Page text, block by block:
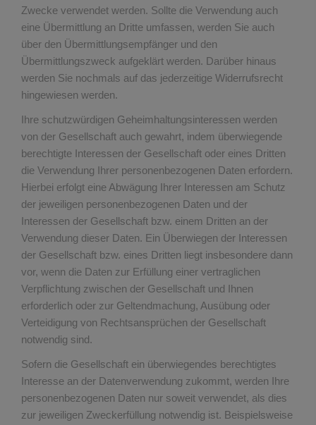
Zwecke verwendet werden. Sollte die Verwendung auch
eine Übermittlung an Dritte umfassen, werden Sie auch
über den Übermittlungsempfänger und den
Übermittlungszweck aufgeklärt werden. Darüber hinaus
werden Sie nochmals auf das jederzeitige Widerrufsrecht
hingewiesen werden.
Ihre schutzwürdigen Geheimhaltungsinteressen werden
von der Gesellschaft auch gewahrt, indem überwiegende
berechtigte Interessen der Gesellschaft oder eines Dritten
die Verwendung Ihrer personenbezogenen Daten erfordern.
Hierbei erfolgt eine Abwägung Ihrer Interessen am Schutz
der jeweiligen personenbezogenen Daten und der
Interessen der Gesellschaft bzw. einem Dritten an der
Verwendung dieser Daten. Ein Überwiegen der Interessen
der Gesellschaft bzw. eines Dritten liegt insbesondere dann
vor, wenn die Daten zur Erfüllung einer vertraglichen
Verpflichtung zwischen der Gesellschaft und Ihnen
erforderlich oder zur Geltendmachung, Ausübung oder
Verteidigung von Rechtsansprüchen der Gesellschaft
notwendig sind.
Sofern die Gesellschaft ein überwiegendes berechtigtes
Interesse an der Datenverwendung zukommt, werden Ihre
personenbezogenen Daten nur soweit verwendet, als dies
zur jeweiligen Zweckerfüllung notwendig ist. Beispielsweise